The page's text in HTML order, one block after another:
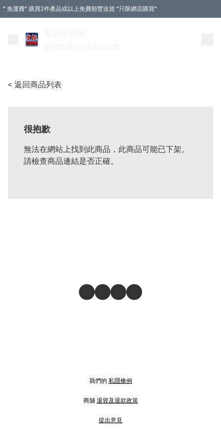
* 免運費* 購買2件產品或以上免費順豐送貨 *只限網店購買*
< 返回商品列表
很抱歉
無法在網站上找到此商品，此商品可能已下架。
請檢查商品連結是否正確。
我們的 私隱條例
商舖 退貨及退款政策
提出意見